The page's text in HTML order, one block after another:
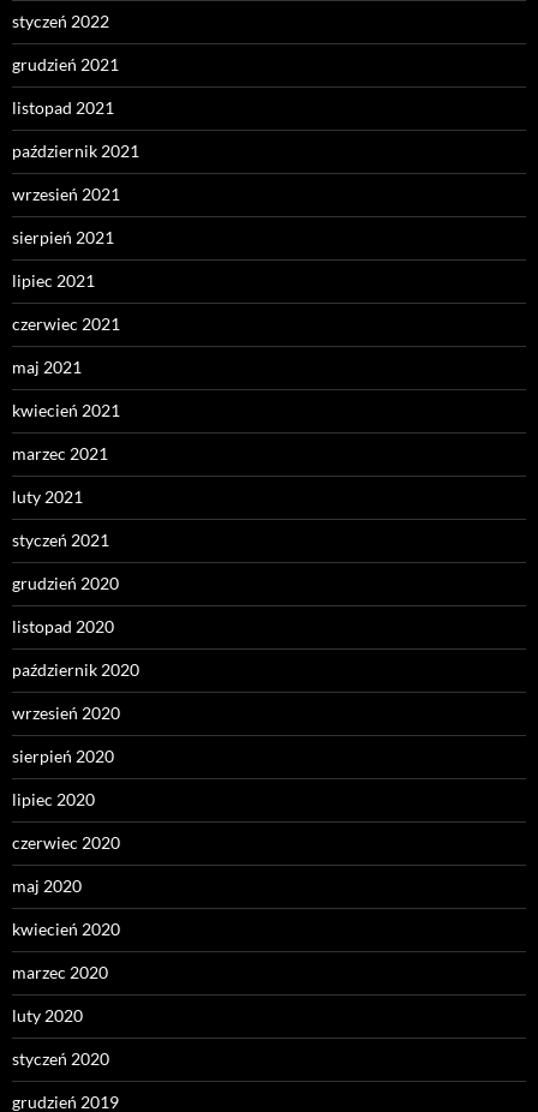
styczeń 2022
grudzień 2021
listopad 2021
październik 2021
wrzesień 2021
sierpień 2021
lipiec 2021
czerwiec 2021
maj 2021
kwiecień 2021
marzec 2021
luty 2021
styczeń 2021
grudzień 2020
listopad 2020
październik 2020
wrzesień 2020
sierpień 2020
lipiec 2020
czerwiec 2020
maj 2020
kwiecień 2020
marzec 2020
luty 2020
styczeń 2020
grudzień 2019